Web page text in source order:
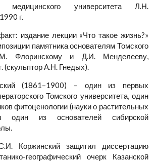
медицинского университета Л.Н.
г.
издание лекции «Что такое жизнь?»
памятника основателям Томского
Флоринскому и Д.И. Менделееву,
(скульптор А.Н. Гнедых).
(1861–1900) – один из первых
Томского университета, один
фитоценологии (науки о растительных
один из основателей сибирской
Коржинский защитил диссертацию
географический очерк Казанской